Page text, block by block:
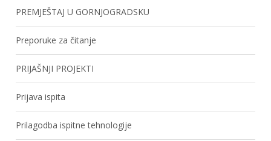
PREMJEŠTAJ U GORNJOGRADSKU
Preporuke za čitanje
PRIJAŠNJI PROJEKTI
Prijava ispita
Prilagodba ispitne tehnologije